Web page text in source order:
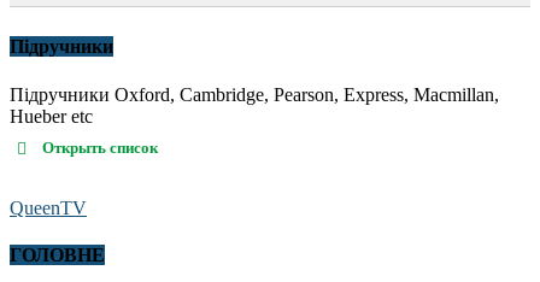
Підручники
Підручники Oxford, Cambridge, Pearson, Express, Macmillan,
Hueber etc
Открыть список
QueenTV
ГОЛОВНЕ